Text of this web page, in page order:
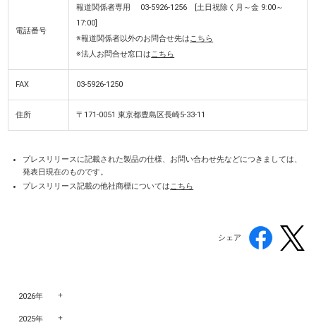
電話番号
報道関係者専用 03-5926-1256 [土日祝除く月～金 9:00～
17:00]
※報道関係者以外のお問合せ先はこちら
※法人お問合せ窓口はこちら
FAX 03-5926-1250
住所 〒171-0051 東京都豊島区長崎5-33-11
プレスリリースに記載された製品の仕様、お問い合わせ先などにつきましては、
発表日現在のものです。
プレスリリース記載の他社商標についてはこちら
シェア
2026年
2025年